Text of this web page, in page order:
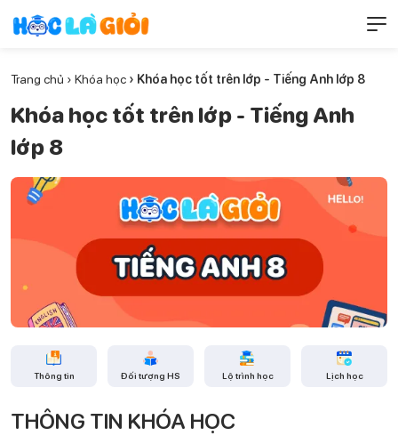
Trang chủ › Khóa học › Khóa học tốt trên lớp - Tiếng Anh lớp 8
Khóa học tốt trên lớp - Tiếng Anh
lớp 8
Thông tin Đối tượng HS Lộ trình học Lịch học
THÔNG TIN KHÓA HỌC